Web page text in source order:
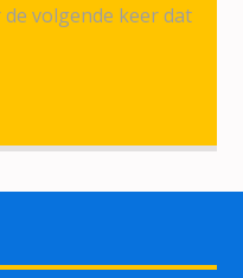
volgende keer dat